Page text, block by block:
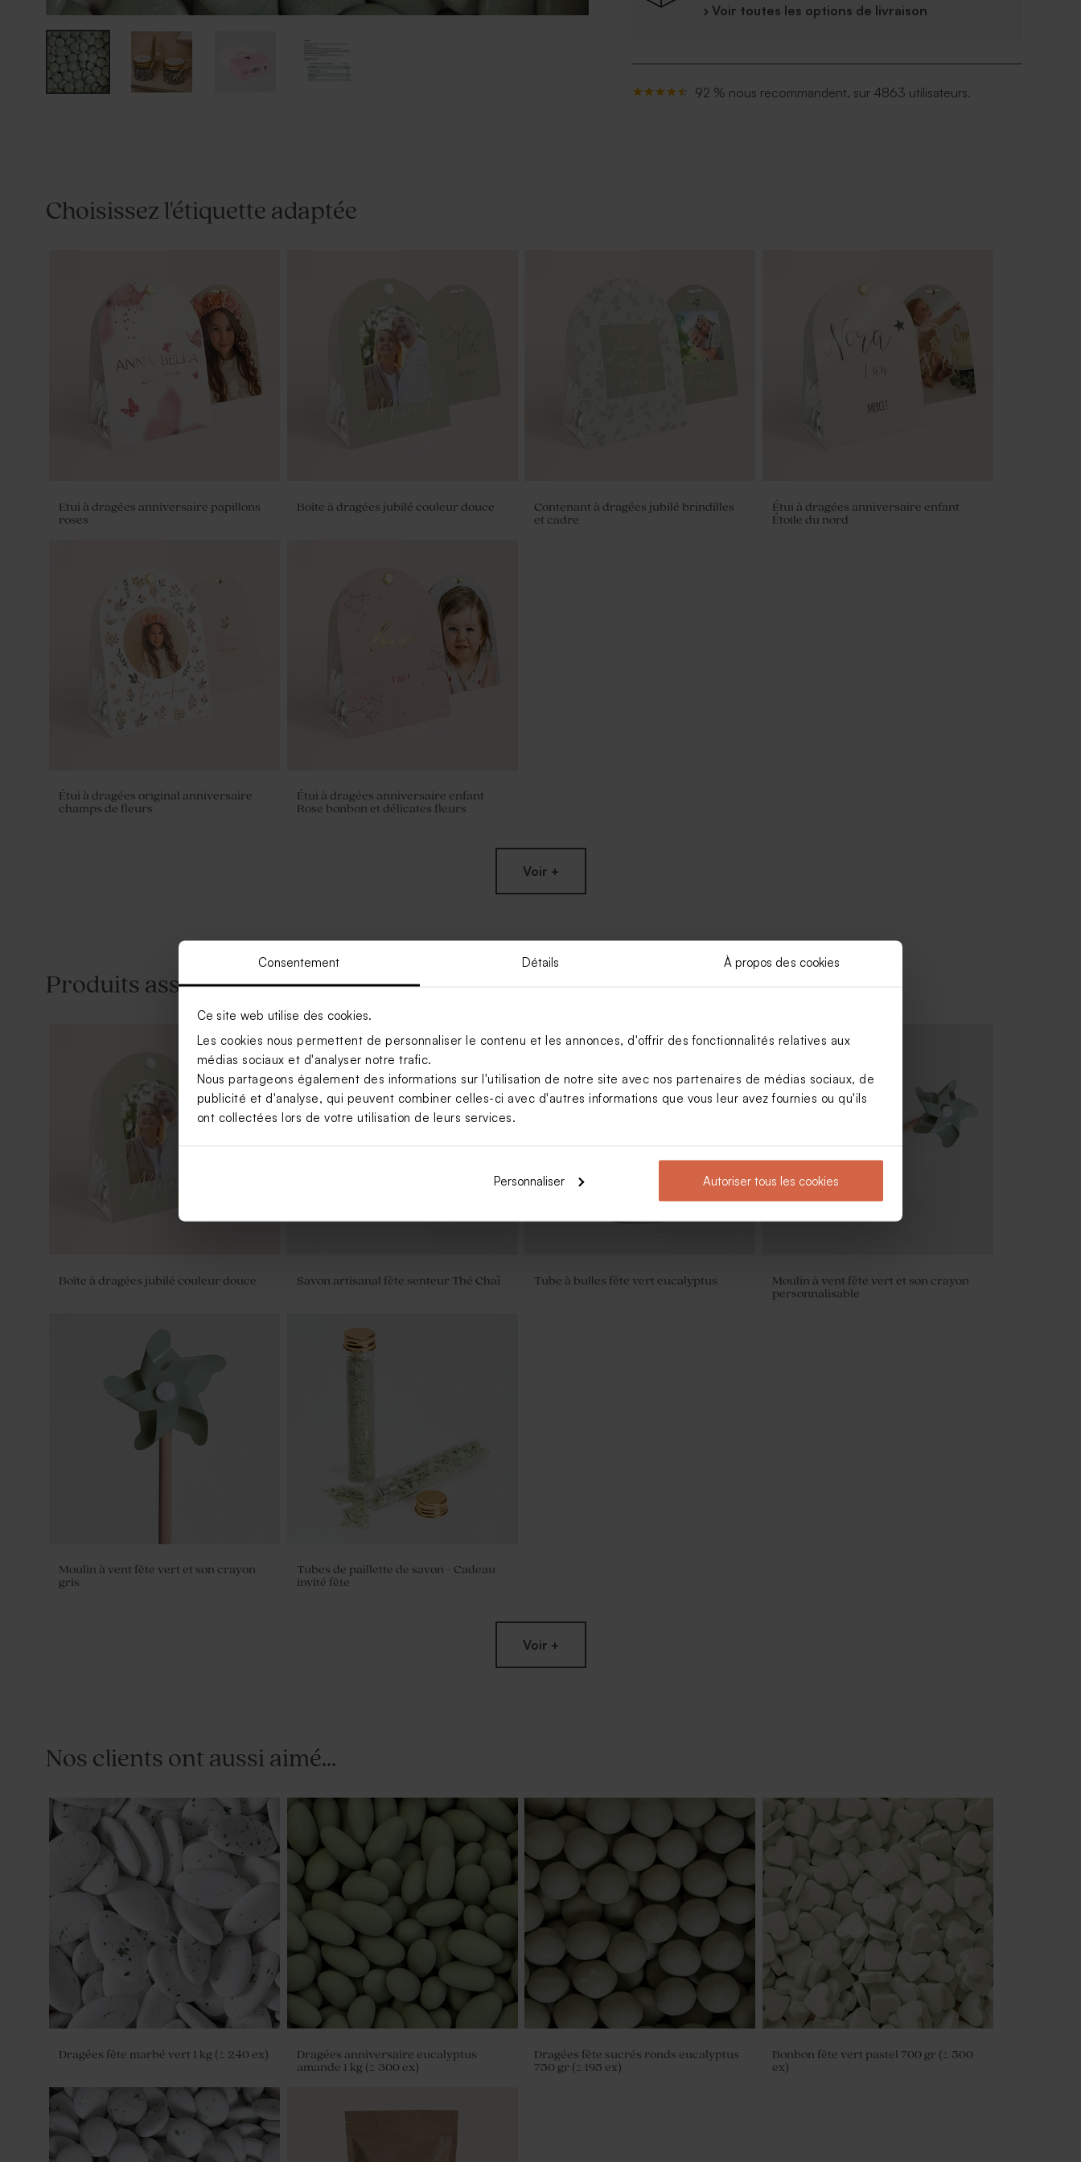
Consentement Détails À propos des cookies
Ce site web utilise des cookies.
Les cookies nous permettent de personnaliser le contenu et les annonces, d'offrir des fonctionnalités relatives aux
médias sociaux et d'analyser notre trafic.
Nous partageons également des informations sur l'utilisation de notre site avec nos partenaires de médias sociaux, de
publicité et d'analyse, qui peuvent combiner celles-ci avec d'autres informations que vous leur avez fournies ou qu'ils
ont collectées lors de votre utilisation de leurs services.
Personnaliser Autoriser tous les cookies
› Voir toutes les options de livraison
92 % nous recommandent, sur 4863 utilisateurs.
Choisissez l'étiquette adaptée
Etui à dragées anniversaire papillons
roses
Boîte à dragées jubilé couleur douce
Contenant à dragées jubilé brindilles
et cadre
Étui à dragées anniversaire enfant
Étoile du nord
Étui à dragées original anniversaire
champs de fleurs
Étui à dragées anniversaire enfant
Rose bonbon et délicates fleurs
Etui à dragées communion jolies fleurs
Etui à dragées communion minimaliste
et dorure
Étui à dragées original anniversaire
Étui à dragées anniversaire enfant
Etui à dragées jubilé brindilles vernies
Voir +
Produits associés
Boîte à dragées jubilé couleur douce Savon artisanal fête senteur Thé Chaï Tube à bulles fête vert eucalyptus
Moulin à vent fête vert et son crayon
personnalisable
Moulin à vent fête vert et son crayon
gris
Tubes de paillette de savon - Cadeau
invité fête
Sucette fête eucalyptus et blanche Bougie fête arc-en-ciel verte Fleurs séchées fête - Lagurus vert
Voir +
Nos clients ont aussi aimé...
Dragées fête marbé vert 1 kg (± 240 ex)
Dragées anniversaire eucalyptus
amande 1 kg (± 300 ex)
Dragées fête sucrés ronds eucalyptus
750 gr (± 195 ex)
Bonbon fête vert pastel 700 gr (± 500
ex)